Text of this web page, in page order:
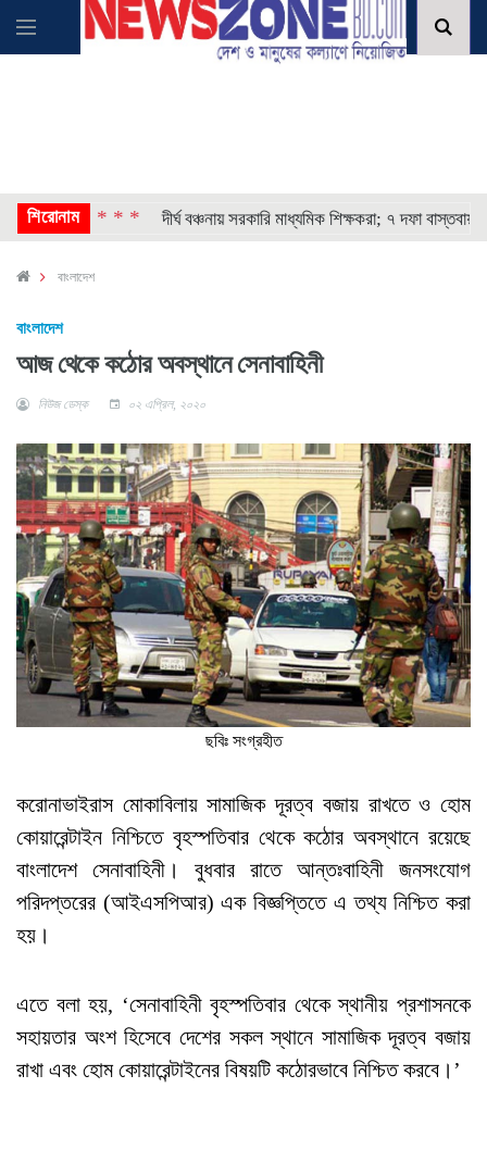
শিরোনাম
* * * * দীর্ঘ বঞ্চনায় সরকারি মাধ্যমিক শিক্ষকরা; ৭ দফা বাস্তবায়নের দাবি
বাংলাদেশ
বাংলাদেশ
আজ থেকে কঠোর অবস্থানে সেনাবাহিনী
নিউজ ডেস্ক ০২ এপ্রিল, ২০২০
ছবিঃ সংগ্রহীত
করোনাভাইরাস মোকাবিলায় সামাজিক দূরত্ব বজায় রাখতে ও হোম
কোয়ারেন্টাইন নিশ্চিতে বৃহস্পতিবার থেকে কঠোর অবস্থানে রয়েছে
বাংলাদেশ সেনাবাহিনী। বুধবার রাতে আন্তঃবাহিনী জনসংযোগ
পরিদপ্তরের (আইএসপিআর) এক বিজ্ঞপ্তিতে এ তথ্য নিশ্চিত করা
হয়।
এতে বলা হয়, ‘সেনাবাহিনী বৃহস্পতিবার থেকে স্থানীয় প্রশাসনকে
সহায়তার অংশ হিসেবে দেশের সকল স্থানে সামাজিক দূরত্ব বজায়
রাখা এবং হোম কোয়ারেন্টাইনের বিষয়টি কঠোরভাবে নিশ্চিত করবে।’